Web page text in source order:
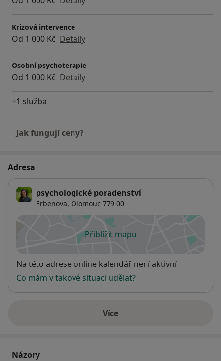
Krizová intervence
Od 1 000 Kč Detaily
Osobní psychoterapie
Od 1 000 Kč Detaily
+1 služba
Jak fungují ceny?
Adresa
psychologické poradenství
Erbenova, Olomouc 779 00
Přiblížit mapuse otevře v nové záložce
Dostupnost
Na této adrese online kalendář není aktivní
Co mám v takové situaci udělat?
Víceo adrese
Názory